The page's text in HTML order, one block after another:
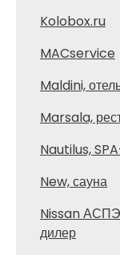
Kolobox.ru
MACservice
Maldini,
Marsala,
Nautilus,
New, сауна
Nissan
дилер